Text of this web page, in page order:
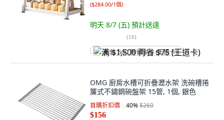
($284.00/1個)
明天 8/7 (五) 預計送達
(10)
满 $1,500 再省 $75 (王道卡)
OMG 廚房水槽可折疊瀝水架 洗碗槽捲
簾式不鏽鋼碗盤架 15管, 1個, 銀色
首購折扣價 40%$260
$156